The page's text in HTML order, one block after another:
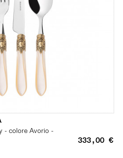
- colore Avorio -
333,00 €